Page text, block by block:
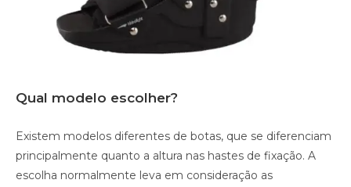
Qual modelo escolher?
Existem modelos diferentes de botas, que se diferenciam
principalmente quanto a altura nas hastes de fixação. A
escolha normalmente leva em consideração as